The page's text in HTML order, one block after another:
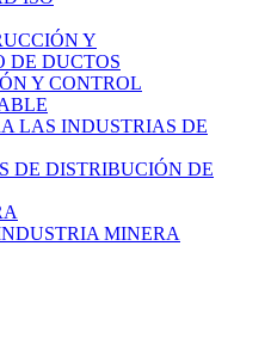
Y
DE DUCTOS
Y CONTROL
LAS INDUSTRIAS DE
DE DISTRIBUCIÓN DE
MINERA